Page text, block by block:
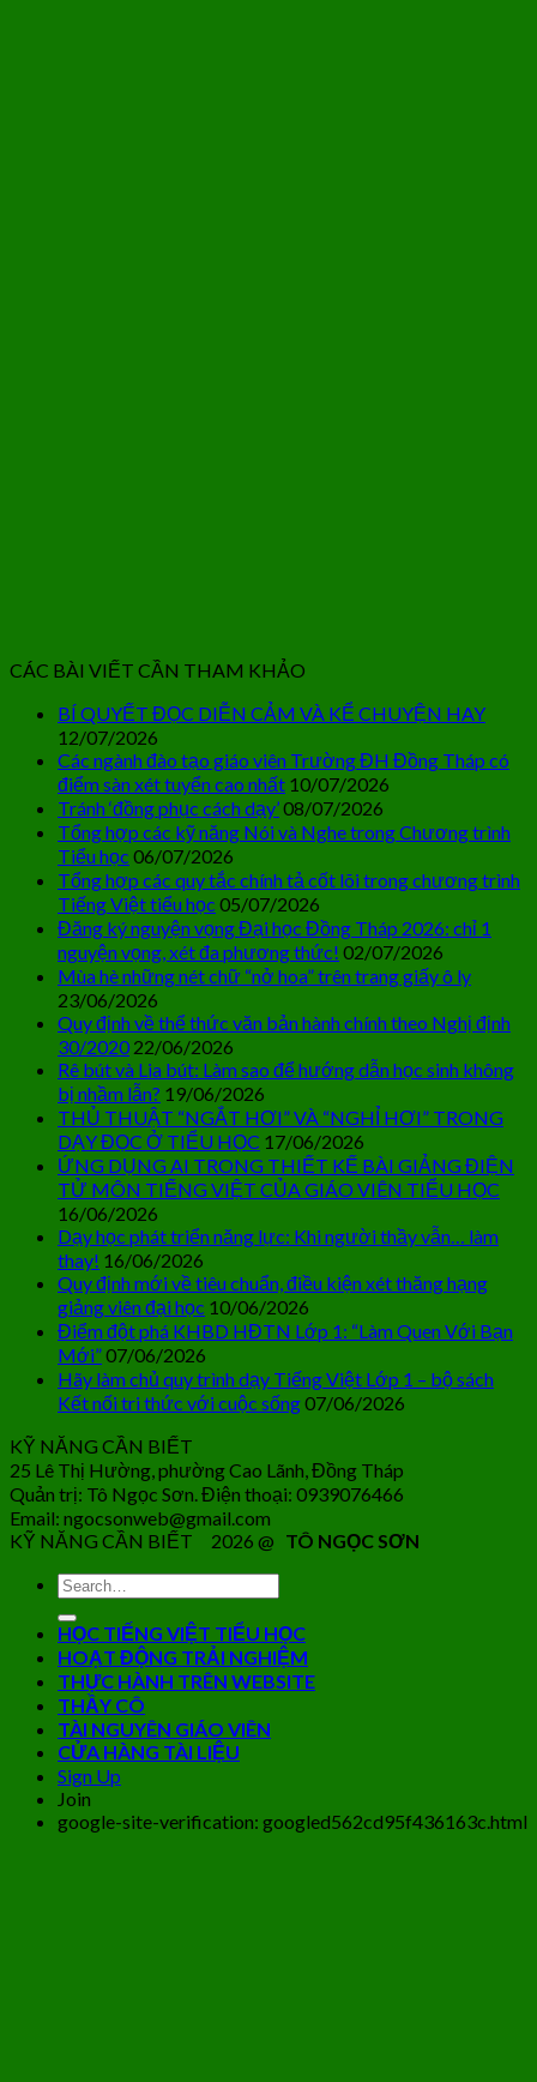
CÁC BÀI VIẾT CẦN THAM KHẢO
BÍ QUYẾT ĐỌC DIỄN CẢM VÀ KỂ CHUYỆN HAY
12/07/2026
Các ngành đào tạo giáo viên Trường ĐH Đồng Tháp có
điểm sàn xét tuyển cao nhất 10/07/2026
Tránh ‘đồng phục cách dạy’08/07/2026
Tổng hợp các kỹ năng Nói và Nghe trong Chương trình
Tiểu học 06/07/2026
Tổng hợp các quy tắc chính tả cốt lõi trong chương trình
Tiếng Việt tiểu học 05/07/2026
Đăng ký nguyện vọng Đại học Đồng Tháp 2026: chỉ 1
nguyện vọng, xét đa phương thức! 02/07/2026
Mùa hè những nét chữ “nở hoa” trên trang giấy ô ly
23/06/2026
Quy định về thể thức văn bản hành chính theo Nghị định
30/2020 22/06/2026
Rê bút và Lia bút: Làm sao để hướng dẫn học sinh không
bị nhầm lẫn? 19/06/2026
THỦ THUẬT “NGẮT HƠI” VÀ “NGHỈ HƠI” TRONG
DẠY ĐỌC Ở TIỂU HỌC 17/06/2026
ỨNG DỤNG AI TRONG THIẾT KẾ BÀI GIẢNG ĐIỆN
TỬ MÔN TIẾNG VIỆT CỦA GIÁO VIÊN TIỂU HỌC
16/06/2026
Dạy học phát triển năng lực: Khi người thầy vẫn… làm
thay! 16/06/2026
Quy định mới về tiêu chuẩn, điều kiện xét thăng hạng
giảng viên đại học 10/06/2026
Điểm đột phá KHBD HĐTN Lớp 1: “Làm Quen Với Bạn
Mới”07/06/2026
Hãy làm chủ quy trình dạy Tiếng Việt Lớp 1 – bộ sách
Kết nối tri thức với cuộc sống07/06/2026
KỸ NĂNG CẦN BIẾT
25 Lê Thị Hường, phường Cao Lãnh, Đồng Tháp
Quản trị: Tô Ngọc Sơn. Điện thoại: 0939076466
Email: ngocsonweb@gmail.com
KỸ NĂNG CẦN BIẾT 2026 @ TÔ NGỌC SƠN
HỌC TIẾNG VIỆT TIỂU HỌC
HOẠT ĐỘNG TRẢI NGHIỆM
THỰC HÀNH TRÊN WEBSITE
THẦY CÔ
TÀI NGUYÊN GIÁO VIÊN
CỬA HÀNG TÀI LIỆU
Sign Up
Join
google-site-verification: googled562cd95f436163c.html